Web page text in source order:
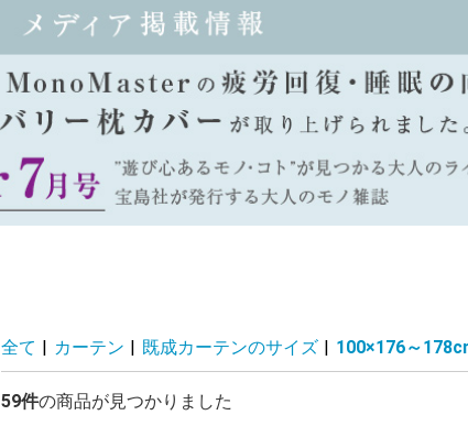
全て | カーテン | 既成カーテンのサイズ | 100×176～
59件の商品が見つかりました